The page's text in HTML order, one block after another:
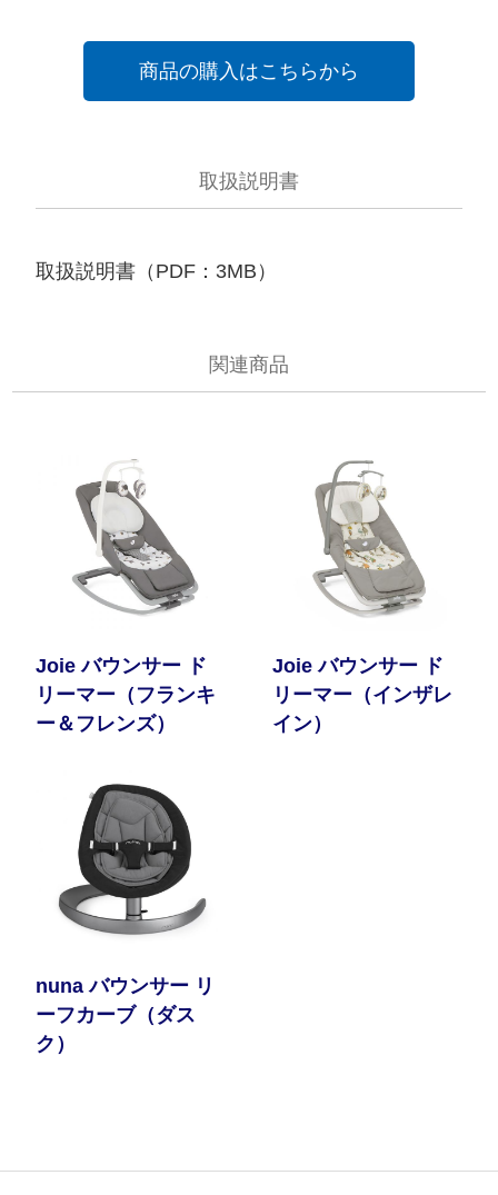
商品の購入はこちらから
取扱説明書
取扱説明書（PDF：3MB）
関連商品
Joie バウンサー ド
リーマー（フランキ
ー＆フレンズ）
Joie バウンサー ド
リーマー（インザレ
イン）
nuna バウンサー リ
ーフカーブ（ダス
ク）